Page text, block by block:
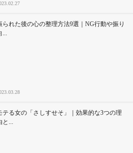
られた後の心の整理方法9選｜NG行動や振り
...
テる女の「さしすせそ」｜効果的な3つの理
と...